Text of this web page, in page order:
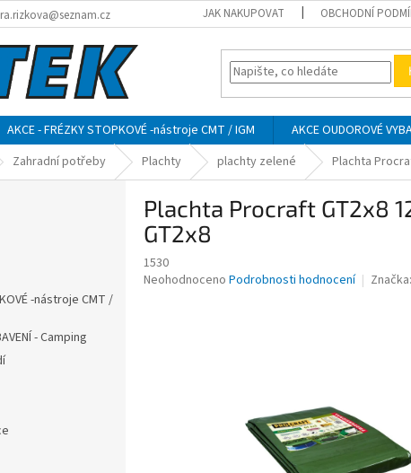
JAK NAKUPOVAT OBCHODNÍ
AKCE - FRÉZKY STOPKOVÉ -nástroje CMT / IGM AKCE OUDOROVÉ
Zahradní potřeby Plachty plachty zelené Plachta
-nástroje CMT /
- Camping
Plachta Procraft GT2x8
GT2x8
1530
Průměrné
Neohodnoceno Podrobnosti hodnocení Značka: